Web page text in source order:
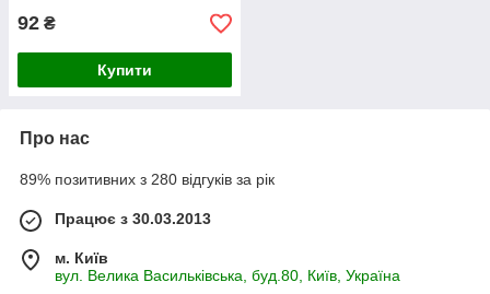
92 ₴
Купити
Про нас
89% позитивних з 280 відгуків за рік
Працює з 30.03.2013
м. Київ
вул. Велика Васильківська, буд.80, Київ, Україна